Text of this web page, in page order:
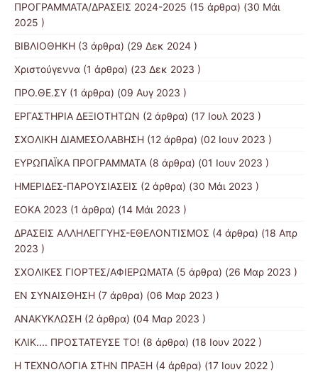
ΠΡΟΓΡΑΜΜΑΤΑ/ΔΡΑΣΕΙΣ 2024-2025 (15 άρθρα) (30 Μάι
2025 )
ΒΙΒΛΙΟΘΗΚΗ (3 άρθρα) (29 Δεκ 2024 )
Χριστούγεννα (1 άρθρα) (23 Δεκ 2023 )
ΠΡΟ.ΘΕ.ΣΥ (1 άρθρα) (09 Αυγ 2023 )
ΕΡΓΑΣΤΗΡΙΑ ΔΕΞΙΟΤΗΤΩΝ (2 άρθρα) (17 Ιουλ 2023 )
ΣΧΟΛΙΚΗ ΔΙΑΜΕΣΟΛΑΒΗΣΗ (12 άρθρα) (02 Ιουν 2023 )
ΕΥΡΩΠΑΪΚΑ ΠΡΟΓΡΑΜΜΑΤΑ (8 άρθρα) (01 Ιουν 2023 )
ΗΜΕΡΙΔΕΣ-ΠΑΡΟΥΣΙΑΣΕΙΣ (2 άρθρα) (30 Μάι 2023 )
ΕΟΚΑ 2023 (1 άρθρα) (14 Μάι 2023 )
ΔΡΑΣΕΙΣ ΑΛΛΗΛΕΓΓΥΗΣ-ΕΘΕΛΟΝΤΙΣΜΟΣ (4 άρθρα) (18 Απρ
2023 )
ΣΧΟΛΙΚΕΣ ΓΙΟΡΤΕΣ/ΑΦΙΕΡΩΜΑΤΑ (5 άρθρα) (26 Μαρ 2023 )
ΕΝ ΣΥΝΑΙΣΘΗΣΗ (7 άρθρα) (06 Μαρ 2023 )
ΑΝΑΚΥΚΛΩΣΗ (2 άρθρα) (04 Μαρ 2023 )
ΚΛΙΚ.... ΠΡΟΣΤΑΤΕΥΣΕ ΤΟ! (8 άρθρα) (18 Ιουν 2022 )
Η ΤΕΧΝΟΛΟΓΙΑ ΣΤΗΝ ΠΡΑΞΗ (4 άρθρα) (17 Ιουν 2022 )